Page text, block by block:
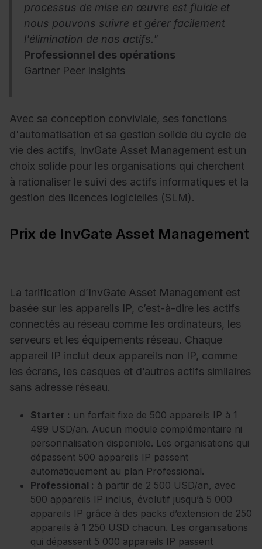
processus de mise en œuvre est fluide et
nous pouvons suivre et gérer facilement
l'élimination de nos actifs."
Professionnel des opérations
Gartner Peer Insights
Avec sa conception conviviale, ses fonctions
d'automatisation et sa gestion solide du cycle de
vie des actifs, InvGate Asset Management est un
choix solide pour les organisations qui cherchent
à rationaliser le suivi des actifs informatiques et la
gestion des licences logicielles (SLM).
Prix de InvGate Asset Management
La tarification d’InvGate Asset Management est
basée sur les appareils IP, c’est-à-dire les actifs
connectés au réseau comme les ordinateurs, les
serveurs et les équipements réseau. Chaque
appareil IP inclut deux appareils non IP, comme
les écrans, les casques et d’autres actifs similaires
sans adresse réseau.
Starter : un forfait fixe de 500 appareils IP à 1
499 USD/an. Aucun module complémentaire ni
personnalisation disponible. Les organisations qui
dépassent 500 appareils IP passent
automatiquement au plan Professional.
Professional : à partir de 2 500 USD/an, avec
500 appareils IP inclus, évolutif jusqu’à 5 000
appareils IP grâce à des packs d’extension de 250
appareils à 1 250 USD chacun. Les organisations
qui dépassent 5 000 appareils IP passent